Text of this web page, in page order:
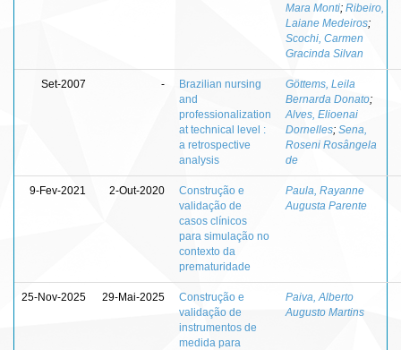
Mara Monti; Ribeiro,
Laiane Medeiros;
Scochi, Carmen
Gracinda Silvan
Set-2007 -
Brazilian nursing
and
professionalization
at technical level :
a retrospective
analysis
Göttems, Leila
Bernarda Donato;
Alves, Elioenai
Dornelles; Sena,
Roseni Rosângela
de
9-Fev-2021 2-Out-2020
Construção e
validação de
casos clínicos
para simulação no
contexto da
prematuridade
Paula, Rayanne
Augusta Parente
25-Nov-2025 29-Mai-2025
Construção e
validação de
instrumentos de
medida para
Paiva, Alberto
Augusto Martins